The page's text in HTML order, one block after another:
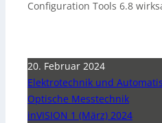
Configuration Tools 6.8
20. Februar 2024
Elektrotechnik und
Optische Messtechnik
inVISION 1 (März) 2024